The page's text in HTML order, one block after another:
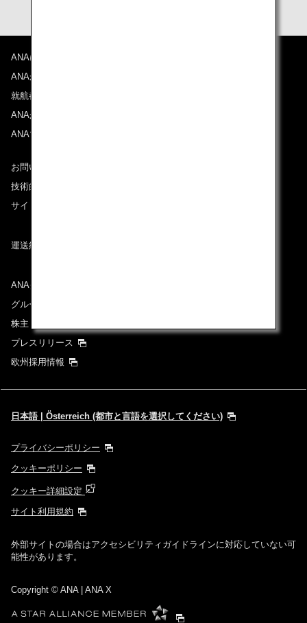
ANAについて
ANAからのお知らせ
就航都市
ANAがお約束する体験
ANAマイレージクラブ
お問い合わせ
技術的なお問い合わせ（推奨環境）
サイトマップ
運送約款
ANAグループについて
グループ企業一覧
株主・投資家情報
プレスリリース
欧州採用情報
日本語 | Österreich (都市と言語を選択してください)
プライバシーポリシー
クッキーポリシー
クッキー詳細設定
サイト利用規約
外部サイトの場合はアクセシビリティガイドラインに対応していない可
能性があります。
Copyright © ANA | ANA X